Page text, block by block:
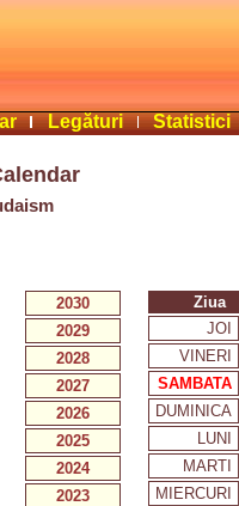
Legături Statistici
2030
2029
2028
2027
2026
2025
2024
2023
Ziua
JOI
VINERI
SAMBATA
DUMINICA
LUNI
MARTI
MIERCURI